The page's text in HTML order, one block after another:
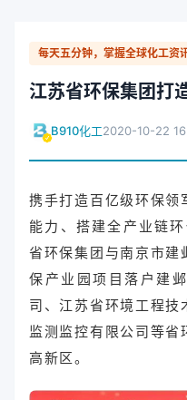
每天五分钟，掌握全球化工资
江苏省环保集团打
B910化工2020-10-22
携手打造百亿级环保领
能力、搭建全产业链
省环保集团与南京市建
保产业园项目落户建
司、江苏省环境工程
监测监控有限公司等
高新区。